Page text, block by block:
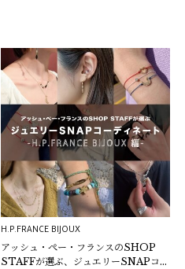
H.P.FRANCE BIJOUX
アッシュ・ぺー・フランスのSHOP
STAFFが選ぶ、ジュエリーSNAPコー